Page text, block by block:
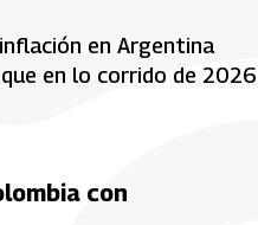
en Argentina
en lo corrido de 2026
con